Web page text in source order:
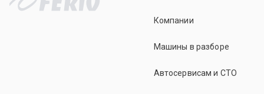
Компании
Машины в разборе
Автосервисам и СТО